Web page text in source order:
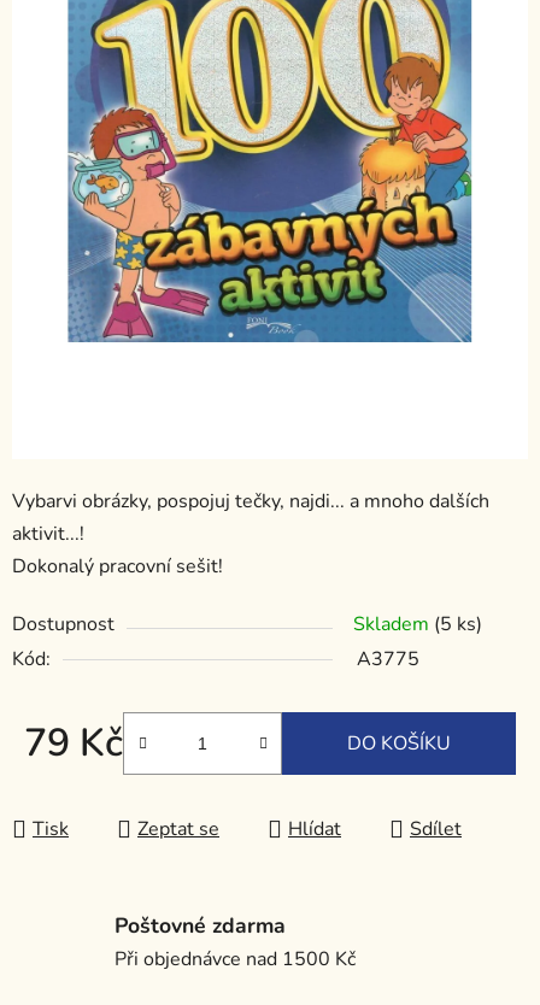
Vybarvi obrázky, pospojuj tečky, najdi... a mnoho dalších
aktivit...!
Dokonalý pracovní sešit!
Dostupnost Skladem (5 ks)
Kód:
A3775
79 Kč
Měrná cena:
DO KOŠÍKU
Tisk Zeptat se Hlídat Sdílet
Poštovné zdarma
Při objednávce nad 1500 Kč